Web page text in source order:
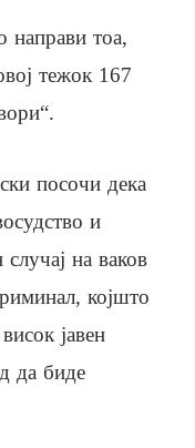
направи тоа,
тежок 167
посочи дека
и
на ваков
којшто
јавен
да биде